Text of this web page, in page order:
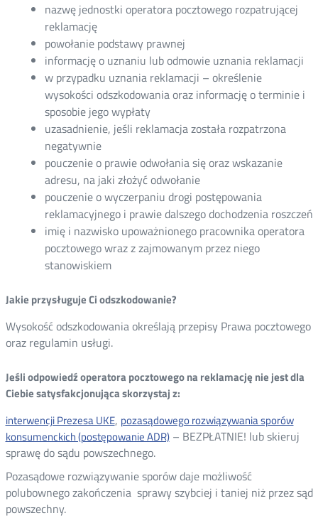
nazwę jednostki operatora pocztowego rozpatrującej
reklamację
powołanie podstawy prawnej
informację o uznaniu lub odmowie uznania reklamacji
w przypadku uznania reklamacji – określenie
wysokości odszkodowania oraz informację o terminie i
sposobie jego wypłaty
uzasadnienie, jeśli reklamacja została rozpatrzona
negatywnie
pouczenie o prawie odwołania się oraz wskazanie
adresu, na jaki złożyć odwołanie
pouczenie o wyczerpaniu drogi postępowania
reklamacyjnego i prawie dalszego dochodzenia roszczeń
imię i nazwisko upoważnionego pracownika operatora
pocztowego wraz z zajmowanym przez niego
stanowiskiem
Jakie przysługuje Ci odszkodowanie?
Wysokość odszkodowania określają przepisy Prawa pocztowego
oraz regulamin usługi.
Jeśli odpowiedź operatora pocztowego na reklamację nie jest dla
Ciebie satysfakcjonująca skorzystaj z:
interwencji Prezesa UKE, pozasądowego rozwiązywania sporów
konsumenckich (postępowanie ADR)– BEZPŁATNIE! lub skieruj
sprawę do sądu powszechnego.
Pozasądowe rozwiązywanie sporów daje możliwość
polubownego zakończenia sprawy szybciej i taniej niż przez sąd
powszechny.